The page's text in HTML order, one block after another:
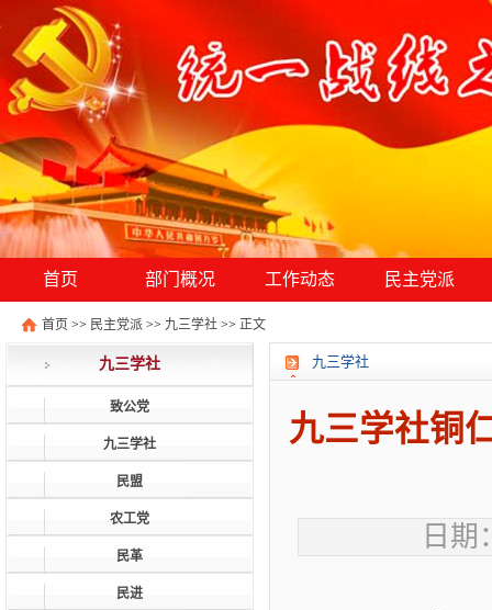
首页 部门概况 工作动态 民主党派
首页 >> 民主党派 >> 九三学社 >> 正文
九三学社
致公党
九三学社
民盟
农工党
民革
民进
九三学社
九三学社铜
日期